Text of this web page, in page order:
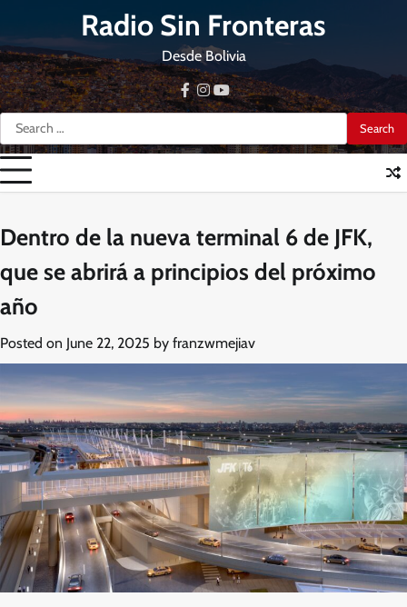
content
Radio Sin Fronteras
Desde Bolivia
Search
for:
facebook
instagram
youtube
Dentro de la nueva terminal 6 de JFK,
que se abrirá a principios del próximo
año
Posted on June 22, 2025 by franzwmejiav